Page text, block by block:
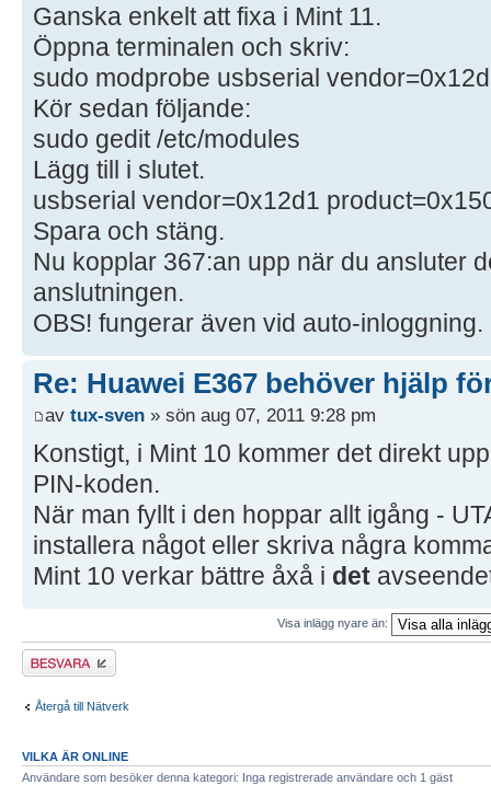
Ganska enkelt att fixa i Mint 11.
Öppna terminalen och skriv:
sudo modprobe usbserial
Kör sedan följande:
sudo gedit /etc/modules
Lägg till i slutet.
usbserial vendor=0x12d1
Spara och stäng.
Nu kopplar 367:an upp när du ansluter
anslutningen.
OBS! fungerar även vid auto-inloggning.
Re: Huawei E367 behöver hjälp
av tux-sven » sön aug 07, 2011 9:28 pm
Konstigt, i Mint 10 kommer det direkt
PIN-koden.
När man fyllt i den hoppar allt igång -
installera något eller skriva några
Mint 10 verkar bättre åxå i det
Visa inlägg nyare än:
Besvara
Återgå till Nätverk
VILKA ÄR ONLINE
Användare som besöker denna kategori: Inga registrerade användare och 1 gäst